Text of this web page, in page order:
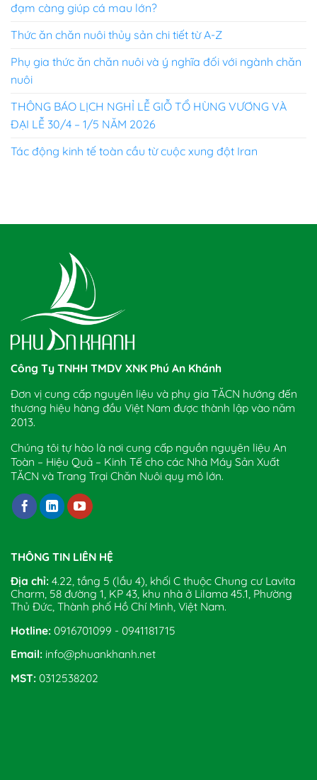
đạm càng giúp cá mau lớn?
Thức ăn chăn nuôi thủy sản chi tiết từ A-Z
Phụ gia thức ăn chăn nuôi và ý nghĩa đối với ngành chăn
nuôi
THÔNG BÁO LỊCH NGHỈ LỄ GIỖ TỔ HÙNG VƯƠNG VÀ
ĐẠI LỄ 30/4 – 1/5 NĂM 2026
Tác động kinh tế toàn cầu từ cuộc xung đột Iran
Công Ty TNHH TMDV XNK Phú An Khánh
Đơn vị cung cấp nguyên liệu và phụ gia TĂCN hướng đến
thương hiệu hàng đầu Việt Nam được thành lập vào năm
2013.
Chúng tôi tự hào là nơi cung cấp nguồn nguyên liệu An
Toàn – Hiệu Quả – Kinh Tế cho các Nhà Máy Sản Xuất
TĂCN và Trang Trại Chăn Nuôi quy mô lớn.
THÔNG TIN LIÊN HỆ
Địa chỉ: 4.22, tầng 5 (lầu 4), khối C thuộc Chung cư Lavita
Charm, 58 đường 1, KP 43, khu nhà ở Lilama 45.1, Phường
Thủ Đức, Thành phố Hồ Chí Minh, Việt Nam.
Hotline: 0916701099 - 0941181715
Email: info@phuankhanh.net
MST: 0312538202